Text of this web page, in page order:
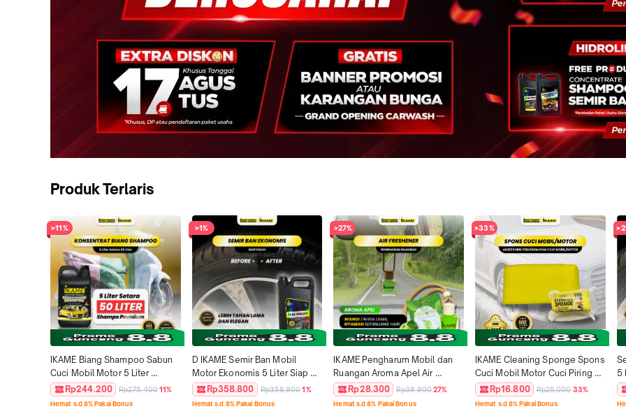
Produk Terlaris
>11%
IKAME Biang Shampoo Sabun
Cuci Mobil Motor 5 Liter
Konsentrat Setara 50 Liter
Hemat Premium dengan
Rp244.200 Rp275.40011%
Hemat s.d 8% Pakai Bonus
>1%
D IKAME Semir Ban Mobil
Motor Ekonomis 5 Liter Siap
Pakai Tahan Lama & Elegan
Berbahan Silicon Solven
Rp358.800 Rp358.900 1%
Hemat s.d 8% Pakai Bonus
>27%
IKAME Pengharum Mobil dan
Ruangan Aroma Apel Air
Freshener Premium Botol 10ML
Parfum Gantung Mobil Wangi
Rp28.300 Rp38.90027%
Hemat s.d 8% Pakai Bonus
>33%
IKAME Cleaning Sponge Spons
Cuci Mobil Motor Cuci Piring
Busa Berkualitas Daya Serap
Tinggi Super Lembut Tidak
Rp16.800 Rp25.000 33%
Hemat s.d 8% Pakai Bonus
5